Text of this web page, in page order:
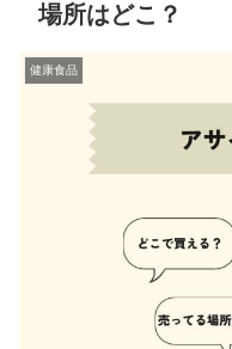
場所はどこ？
健康食品